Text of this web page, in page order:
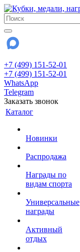
+7 (499) 151-52-01
+7 (499) 151-52-01
WhatsApp
Telegram
Заказать звонок
Каталог
Новинки
Распродажа
Награды по
видам спорта
Универсальные
награды
Активный
отдых